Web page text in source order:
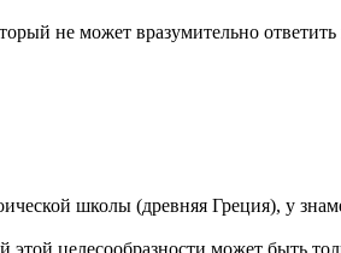
не может вразумительно
школы (древняя Греция), у
этой целесообразности может быть